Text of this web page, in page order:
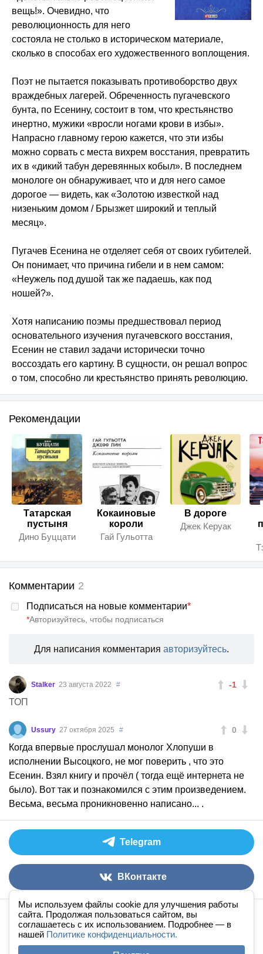
Мы используем файлы cookie для улучшения работы
сайта. Продолжая пользоваться сайтом, вы
соглашаетесь с их использованием. Подробнее — в
нашей Политике конфиденциальности.
вещь!». Очевидно, что
революционность для него
состояла не столько в историческом материале,
сколько в способах его художественного воплощения.
Поэт не пытается показывать противоборство двух
враждебных лагерей. Обреченность пугачевского
бунта, по Есенину, состоит в том, что крестьянство
инертно, мужики «вросли ногами крови в избы».
Напрасно главному герою кажется, что эти избы
можно сорвать с места вихрем восстания, превратить
их в «дикий табун деревянных кобыл». В последнем
монологе он обнаруживает, что и для него самое
дорогое — видеть, как «Золотою известкой над
низеньким домом / Брызжет широкий и теплый
месяц».
Пугачев Есенина не отделяет себя от своих губителей.
Он понимает, что причина гибели и в нем самом:
«Неужель под душой так же падаешь, как под
ношей?».
Хотя написанию поэмы предшествовал период
основательного изучения пугачевского восстания,
Есенин не ставил задачи исторически точно
воссоздать его картину. В сущности, он решал вопрос
о том, способно ли крестьянство принять революцию.
Рекомендации
Татарская
пустыня
Дино Буццати
Кокаиновые
короли
Гай Гульотта
В дороге
Джек Керуак
Комментарии 2
Подписаться на новые комментарии*
*Авторизуйтесь, чтобы подписаться
Для написания комментария авторизуйтесь.
-1
Stalker 23 августа 2022 #
ТОП
0
Ussury 27 октября 2025 #
Когда впервые прослушал монолог Хлопуши в
исполнении Высоцкого, не мог поверить , что это
Есенин. Взял книгу и прочёл ( тогда ещё интернета не
было). Вот так и познакомился с этим произведением.
Весьма, весьма проникновенно написано... .
Telegram
ВКонтакте
Аудиокниги слушать онлайн книгав ухе
По всем вопросам:admin@knigavuhe.ru
Правила сайта ·